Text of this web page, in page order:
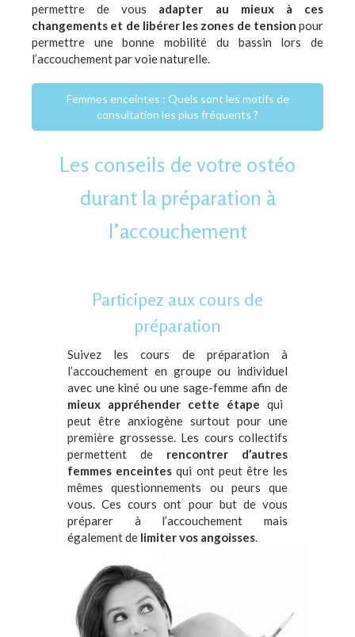
permettre de vous adapter au mieux à ces
changements et de libérer les zones de tension pour
permettre une bonne mobilité du bassin lors de
l’accouchement par voie naturelle.
Femmes enceintes : Quels sont les motifs de
consultation les plus fréquents ?
Les conseils de votre ostéo
durant la préparation à
l’accouchement
Participez aux cours de
préparation
Suivez les cours de préparation à
l’accouchement en groupe ou individuel
avec une kiné ou une sage-femme afin de
mieux appréhender cette étape qui
peut être anxiogène surtout pour une
première grossesse. Les cours collectifs
permettent de rencontrer d’autres
femmes enceintesqui ont peut être les
mêmes questionnements ou peurs que
vous. Ces cours ont pour but de vous
préparer à l’accouchement mais
également de limiter vos angoisses.